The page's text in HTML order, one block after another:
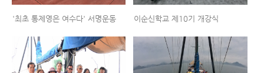
'최초 통제영은 여수다' 서명운동 이순신학교 제10기 개강식